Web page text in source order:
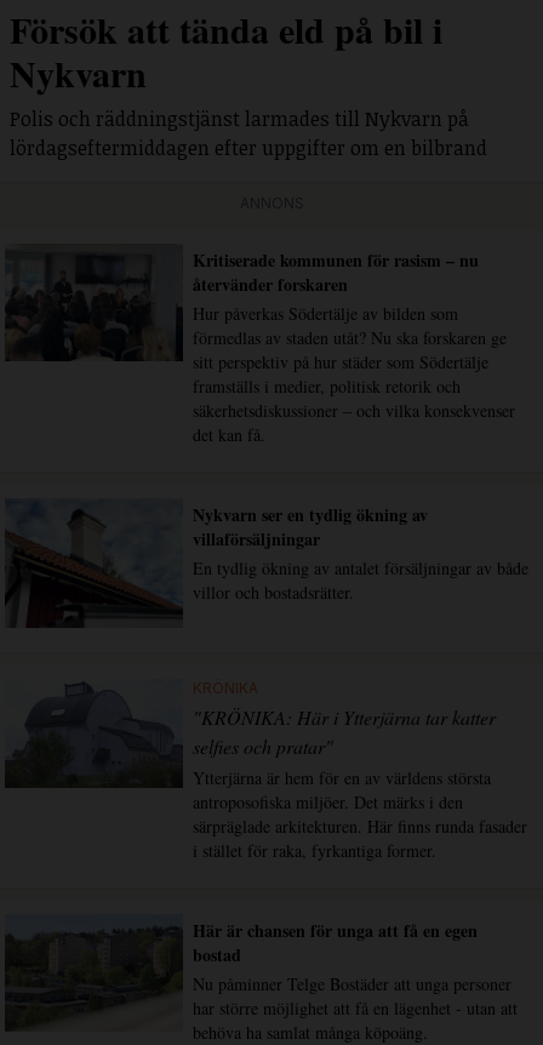
Försök att tända eld på bil i
Nykvarn
Polis och räddningstjänst larmades till Nykvarn på
lördagseftermiddagen efter uppgifter om en bilbrand
Kritiserade kommunen för rasism – nu
återvänder forskaren
Hur påverkas Södertälje av bilden som
förmedlas av staden utåt? Nu ska forskaren ge
sitt perspektiv på hur städer som Södertälje
framställs i medier, politisk retorik och
säkerhetsdiskussioner – och vilka konsekvenser
det kan få.
Nykvarn ser en tydlig ökning av
villaförsäljningar
En tydlig ökning av antalet försäljningar av både
villor och bostadsrätter.
KRÖNIKA
"KRÖNIKA: Här i Ytterjärna tar katter
selfies och pratar"
Ytterjärna är hem för en av världens största
antroposofiska miljöer. Det märks i den
särpräglade arkitekturen. Här finns runda fasader
i stället för raka, fyrkantiga former.
Här är chansen för unga att få en egen
bostad
Nu påminner Telge Bostäder att unga personer
har större möjlighet att få en lägenhet - utan att
behöva ha samlat många köpoäng.